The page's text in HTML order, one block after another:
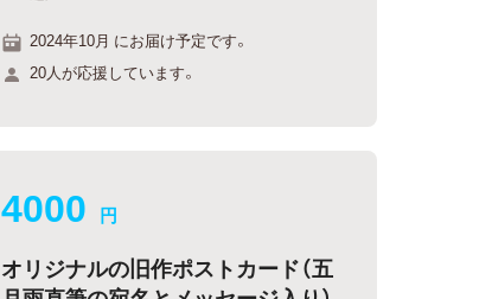
2024年10月 にお届け予定です。
20人が応援しています。
4000 円
オリジナルの旧作ポストカード（五